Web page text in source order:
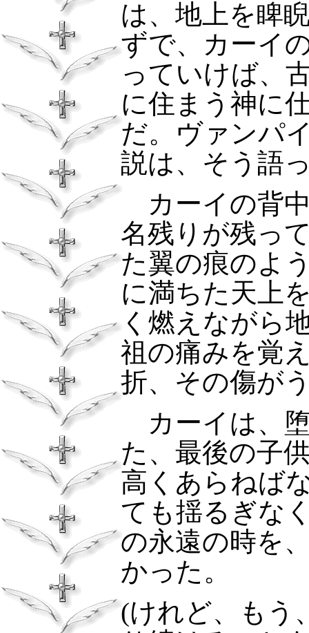
は、地上を睥
ずで、カーイ
っていけば、
に住まう神に
だ。ヴァンパ
説は、そう語
カーイの背
名残りが残っ
た翼の痕のよ
に満ちた天上
く燃えながら
祖の痛みを覚
折、その傷が
カーイは、
た、最後の子
高くあらねば
ても揺るぎな
の永遠の時を
かった。
(けれど、もう